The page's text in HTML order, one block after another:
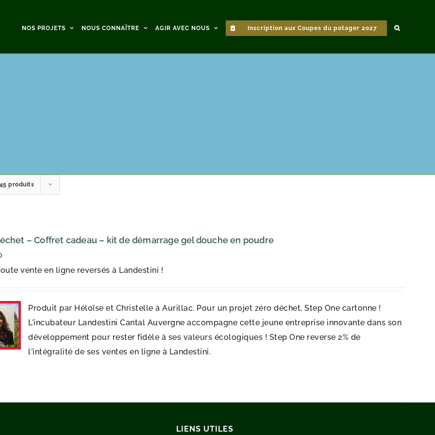
NOS PROJETS NOUS CONNAÎTRE AGIR AVEC NOUS Inscription aux Coupes du potager 2027
45 produits
– Coffret cadeau – kit de démarrage gel douche en poudre
vente en ligne reversés à Landestini !
Produit par Héloïse et Christelle à Aurillac. Pour un projet zéro déchet, Step One cartonne !
L'incubateur Landestini Cantal Auvergne accompagne cette jeune entreprise innovante dans son
développement pour rester fidèle à ses valeurs écologiques ! Step One reverse 2% de
l'intégralité de ses ventes en ligne à Landestini.
LIENS UTILES